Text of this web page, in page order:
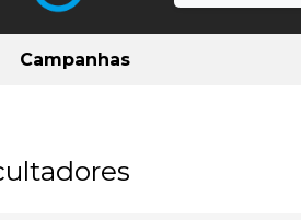
Campanhas